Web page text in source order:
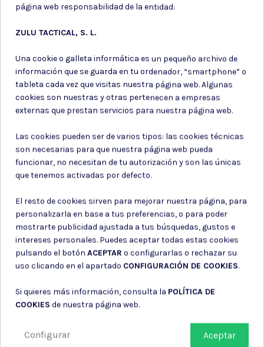
Suscríbete a nuestro boletín
Puede darse de baja en cualquier momento. Para ello, consulte nuestra
Consiento el uso de mis datos para los fines indicados en la
Política de privacidad
Consiento el uso de mis datos personales para recibir publicidad
de su entidad.
página web responsabilidad de la entidad:
ZULU TACTICAL, S. L.
Una cookie o galleta informática es un pequeño archivo de
información que se guarda en tu ordenador, “smartphone” o
tableta cada vez que visitas nuestra página web. Algunas
cookies son nuestras y otras pertenecen a empresas
externas que prestan servicios para nuestra página web.
Las cookies pueden ser de varios tipos: las cookies técnicas
son necesarias para que nuestra página web pueda
funcionar, no necesitan de tu autorización y son las únicas
que tenemos activadas por defecto.
El resto de cookies sirven para mejorar nuestra página, para
personalizarla en base a tus preferencias, o para poder
mostrarte publicidad ajustada a tus búsquedas, gustos e
intereses personales. Puedes aceptar todas estas cookies
pulsando el botón ACEPTAR o configurarlas o rechazar su
uso clicando en el apartado CONFIGURACIÓN DE COOKIES.
Si quieres más información, consulta la POLÍTICA DE
COOKIES de nuestra página web.
Aceptar
Configurar